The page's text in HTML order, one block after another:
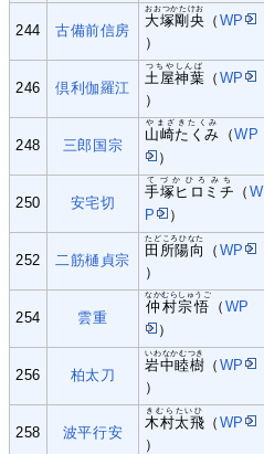
244 古備前信房
大塚剛央
おおつかたけお
（ WP
）
246 倶利伽羅江
土屋神葉
つちやしんば
（ WP
）
248 三郎国宗
山崎たくみ
やまざきたくみ
（WP
）
250 安宅切
手塚ヒロミチ
てづかひろみち
（ W
P
）
252 二筋樋貞宗
田所陽向
たどころひなた
（ WP
）
254 雲重
仲村宗悟
なかむらしゅうご
（ WP
）
256 柏太刀
岩中睦樹
いわなかむつき
（ WP
）
258 波平行安
木村太飛
きむらたいひ
（ WP
）